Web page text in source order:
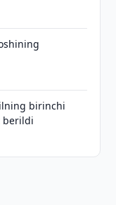
birinchi
berildi